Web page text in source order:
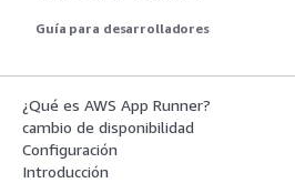
Guía para desarrolladores
¿Qué es AWS App Runner?
cambio de disponibilidad
Configuración
Introducción